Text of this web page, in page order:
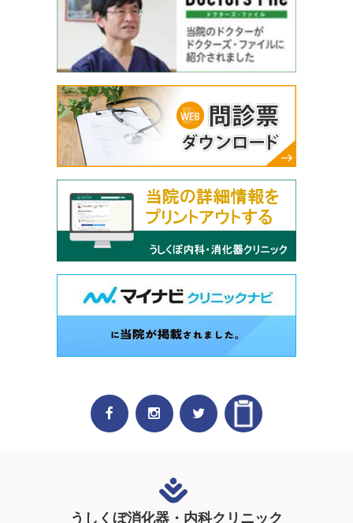
うしくぼ消化器・内科クリニック